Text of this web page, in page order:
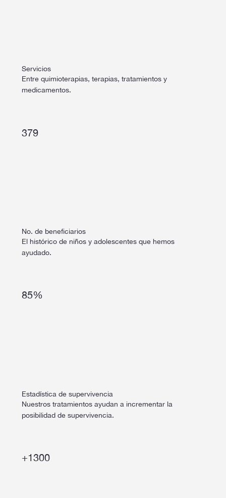
Servicios
Entre quimioterapias, terapias, tratamientos y
medicamentos.
379
No. de beneficiarios
El histórico de niños y adolescentes que hemos
ayudado.
Estadística de supervivencia
Nuestros tratamientos ayudan a incrementar la
posibilidad de supervivencia.
85%
+1300